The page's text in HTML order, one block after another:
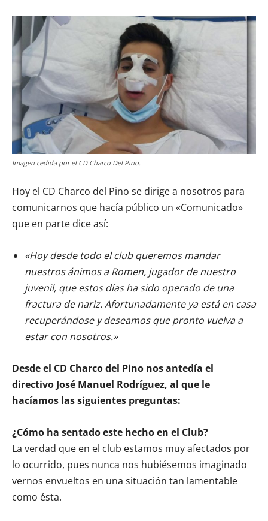
Imagen cedida por el CD Charco Del Pino.
Hoy el CD Charco del Pino se dirige a nosotros para
comunicarnos que hacía público un «Comunicado»
que en parte dice así:
«Hoy desde todo el club queremos mandar
nuestros ánimos a Romen, jugador de nuestro
juvenil, que estos días ha sido operado de una
fractura de nariz. Afortunadamente ya está en casa
recuperándose y deseamos que pronto vuelva a
estar con nosotros.»
Desde el CD Charco del Pino nos antedía el
directivo José Manuel Rodríguez, al que le
hacíamos las siguientes preguntas:
¿Cómo ha sentado este hecho en el Club?
La verdad que en el club estamos muy afectados por
lo ocurrido, pues nunca nos hubiésemos imaginado
vernos envueltos en una situación tan lamentable
como ésta.